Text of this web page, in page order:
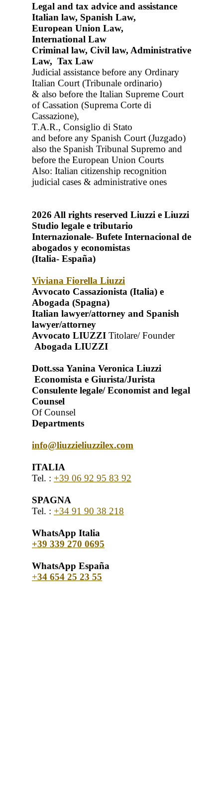
Legal and tax advice and assistance
Italian law, Spanish Law,
European Union Law,
International Law
Criminal law, Civil law, Administrative
Law, Tax Law
Judicial assistance before any Ordinary
Italian Court (Tribunale ordinario)
& also before the Italian Supreme Court
of Cassation (Suprema Corte di
Cassazione),
T.A.R., Consiglio di Stato
and before any Spanish Court (Juzgado)
also the Spanish Tribunal Supremo and
before the European Union Courts
Also: Italian citizenship recognition
judicial cases & administrative ones
2026 All rights reserved Liuzzi e Liuzzi
Studio legale e tributario
Internazionale- Bufete Internacional de
abogados y economistas
(Italia- España)
Viviana Fiorella Liuzzi
Avvocato Cassazionista (Italia) e
Abogada (Spagna)
Italian lawyer/attorney and Spanish
lawyer/attorney
Avvocato LIUZZI Titolare/ Founder
Abogada LIUZZI
Dott.ssa Yanina Veronica Liuzzi
Economista e Giurista/Jurista
Consulente legale/ Economist and legal
Counsel
Of Counsel
Departments
info@liuzzieliuzzilex.com
ITALIA
Tel. : +39 06 92 95 83 92
SPAGNA
Tel. : +34 91 90 38 218
WhatsApp Italia
+39 339 270 0695
WhatsApp España
+34 654 25 23 55